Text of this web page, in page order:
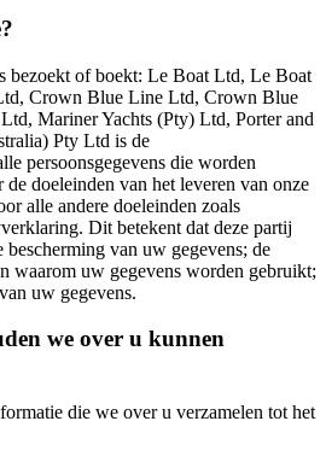
bezoekt of boekt: Le Boat Ltd, Le Boat
Crown Blue Line Ltd, Crown Blue
Mariner Yachts (Pty) Ltd, Porter and
Pty Ltd is de
persoonsgegevens die worden
doeleinden van het leveren van onze
alle andere doeleinden zoals
Dit betekent dat deze partij
van uw gegevens; de
waarom uw gegevens worden gebruikt;
uw gegevens.
we over u kunnen
die we over u verzamelen tot het